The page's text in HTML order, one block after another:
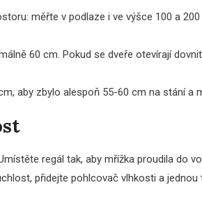
měřte v podlaze i ve výšce 100 a
60 cm. Pokud se dveře otevírají
aby zbylo alespoň 55-60 cm na stání a
regál tak, aby mřížka proudila do
přidejte pohlcovač vlhkosti a jednou